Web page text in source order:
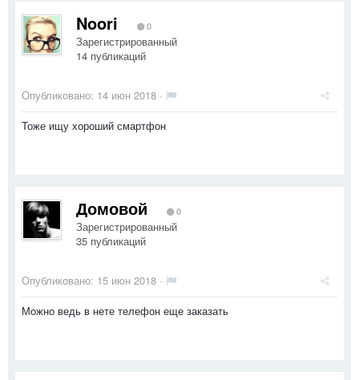
Noori 0
Зарегистрированный
14 публикаций
Опубликовано: 14 июн 2018 ·
Тоже ищу хороший смартфон
Домовой 0
Зарегистрированный
35 публикаций
Опубликовано: 15 июн 2018 ·
Можно ведь в нете телефон еще заказать